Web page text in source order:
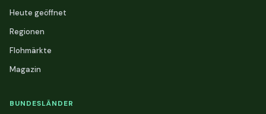
Heute geöffnet
Regionen
Flohmärkte
Magazin
BUNDESLÄNDER